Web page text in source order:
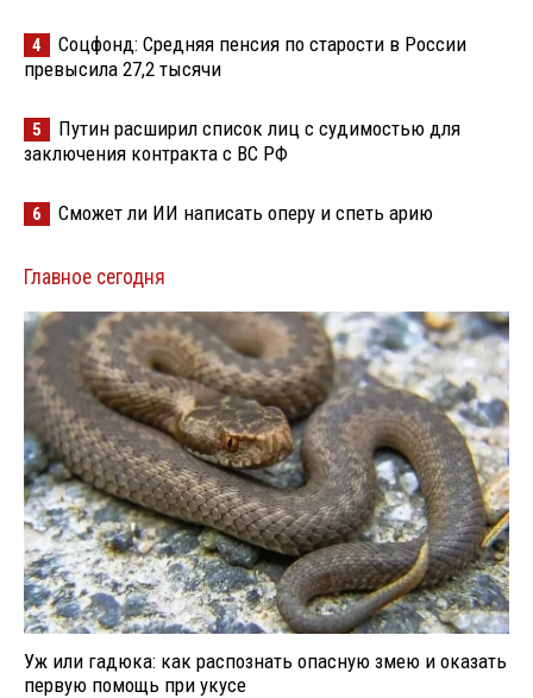
4
Соцфонд: Средняя пенсия по старости в России
превысила 27,2 тысячи
5
Путин расширил список лиц с судимостью для
заключения контракта с ВС РФ
6 Сможет ли ИИ написать оперу и спеть арию
Главное сегодня
Уж или гадюка: как распознать опасную змею и оказать
первую помощь при укусе